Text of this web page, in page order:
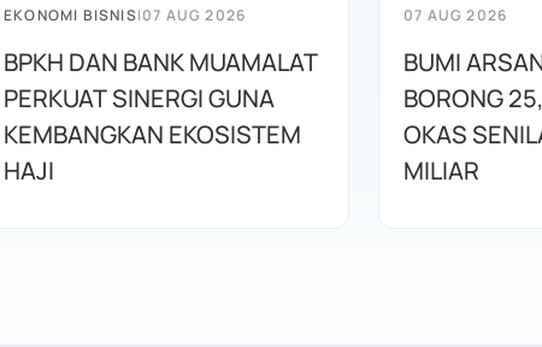
EKONOMI BISNIS|07 AUG 2026
BPKH DAN BANK MUAMALAT
PERKUAT SINERGI GUNA
KEMBANGKAN EKOSISTEM
HAJI
07 AUG 2026
BUMI
BORONG
OKAS
MILIAR